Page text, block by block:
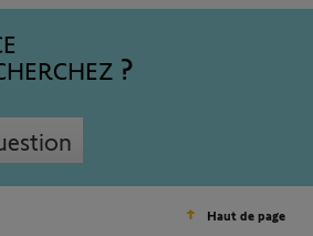
Haut de page